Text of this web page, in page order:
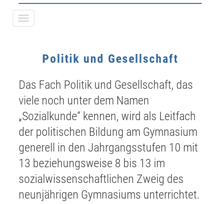
Politik und Gesellschaft
Das Fach Politik und Gesellschaft, das
viele noch unter dem Namen
„Sozialkunde“ kennen, wird als Leitfach
der politischen Bildung am Gymnasium
generell in den Jahrgangsstufen 10 mit
13 beziehungsweise 8 bis 13 im
sozialwissenschaftlichen Zweig des
neunjährigen Gymnasiums unterrichtet.